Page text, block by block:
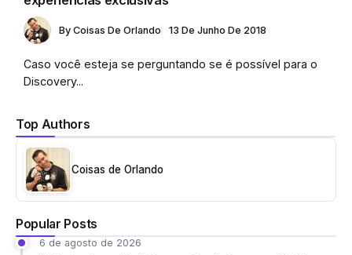
Top Authors
Coisas de Orlando
Popular Posts
6 de agosto de 2026
By Coisas De Orlando 13 De Junho De 2018
Caso você esteja se perguntando se é possível para o
Discovery...